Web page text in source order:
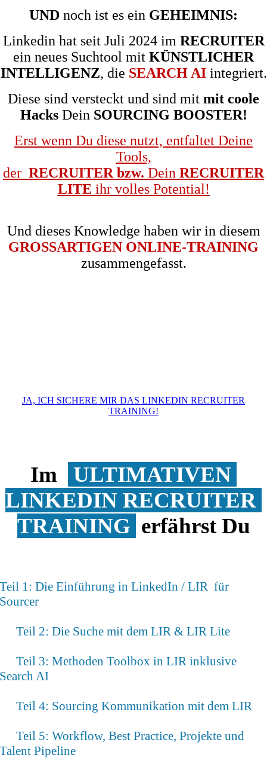
UND noch ist es ein GEHEIMNIS:
Linkedin hat seit Juli 2024 im RECRUITER
ein neues Suchtool mit KÜNSTLICHER
INTELLIGENZ, die SEARCH AI integriert.
Diese sind versteckt und sind mit mit coole
Hacks Dein SOURCING BOOSTER!
Erst wenn Du diese nutzt, entfaltet Deine
Tools,
der RECRUITER bzw. Dein RECRUITER
LITE ihr volles Potential!
Und dieses Knowledge haben wir in diesem
GROSSARTIGEN ONLINE-TRAINING
zusammengefasst.
JA, ICH SICHERE MIR DAS LINKEDIN RECRUITER
TRAINING!
Im
ULTIMATIVEN
LINKEDIN RECRUITER
TRAINING erfährst Du
Teil 1: Die Einführung in LinkedIn / LIR für
Sourcer
Teil 2: Die Suche mit dem LIR & LIR Lite
Teil 3: Methoden Toolbox in LIR inklusive
Search AI
Teil 4: Sourcing Kommunikation mit dem LIR
Teil 5: Workflow, Best Practice, Projekte und
Talent Pipeline